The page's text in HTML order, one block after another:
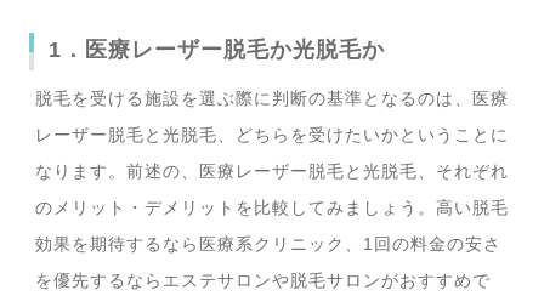
1．医療レーザー脱毛か光脱毛か
脱毛を受ける施設を選ぶ際に判断の基準となるのは、医療
レーザー脱毛と光脱毛、どちらを受けたいかということに
なります。前述の、医療レーザー脱毛と光脱毛、それぞれ
のメリット・デメリットを比較してみましょう。高い脱毛
効果を期待するなら医療系クリニック、1回の料金の安さ
を優先するならエステサロンや脱毛サロンがおすすめで